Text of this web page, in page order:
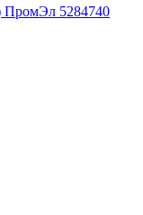
5284740